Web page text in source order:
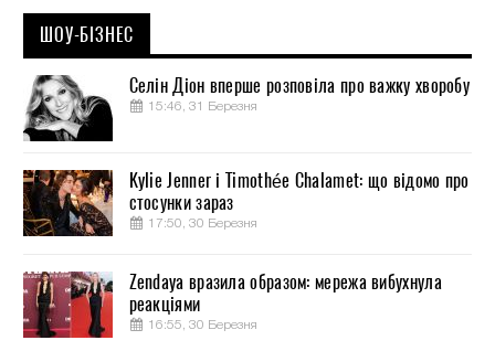
ШОУ-БІЗНЕС
Селін Діон вперше розповіла про важку хворобу
15:46, 31 Березня
Kylie Jenner і Timothée Chalamet: що відомо про
стосунки зараз
17:50, 30 Березня
Zendaya вразила образом: мережа вибухнула
реакціями
16:55, 30 Березня